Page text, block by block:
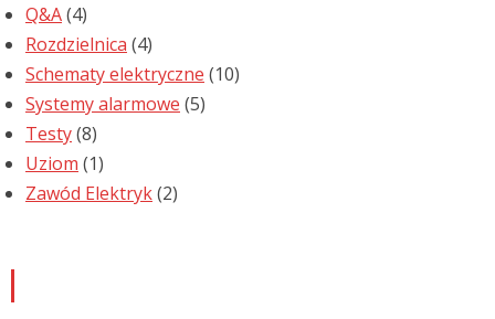
Q&A(4)
Rozdzielnica (4)
Schematy elektryczne (10)
Systemy alarmowe (5)
Testy(8)
Uziom (1)
Zawód Elektryk(2)